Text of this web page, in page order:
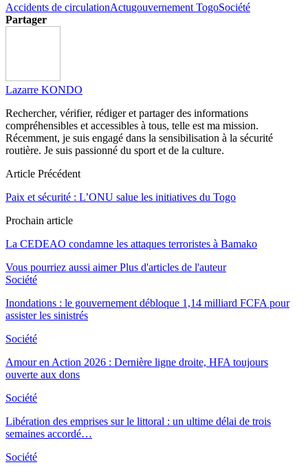
Accidents de circulationActugouvernement TogoSociété
Partager
Lazarre KONDO
Rechercher, vérifier, rédiger et partager des informations
compréhensibles et accessibles à tous, telle est ma mission.
Récemment, je suis engagé dans la sensibilisation à la sécurité
routière. Je suis passionné du sport et de la culture.
Article Précédent
Paix et sécurité : L’ONU salue les initiatives du Togo
Prochain article
La CEDEAO condamne les attaques terroristes à Bamako
Vous pourriez aussi aimer Plus d'articles de l'auteur
Société
Inondations : le gouvernement débloque 1,14 milliard FCFA pour
assister les sinistrés
Société
Amour en Action 2026 : Dernière ligne droite, HFA toujours
ouverte aux dons
Société
Libération des emprises sur le littoral : un ultime délai de trois
semaines accordé…
Société